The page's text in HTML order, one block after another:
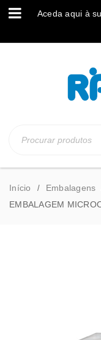
Aceda aqui à
Início / Embalagens
EMBALAGEM